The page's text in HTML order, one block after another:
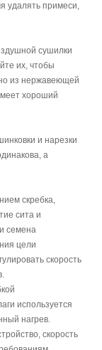
удалять примеси,
сушилки
их, чтобы
из нержавеющей
хороший
и нарезки
а
скребка,
сита и
семена
цели
скорость
используется
нагрев.
скорость